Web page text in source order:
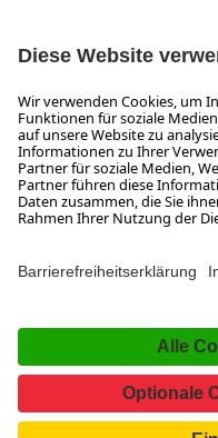
Wir freuen uns auf Ihre
Gerne stehen wir Ihnen
bis 17:30 Uhr und am
Verfügung.
Das Unternehmen Jobs
FacebookYouTube